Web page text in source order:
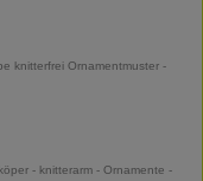
knitterfrei Ornamentmuster -
- knitterarm - Ornamente -